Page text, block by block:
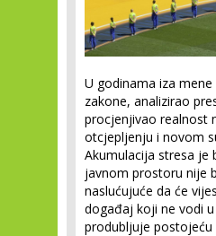
U godinama iza
zakone, analizirao
procjenjivao realnost
otcjepljenju i novom
Akumulacija stresa je
javnom prostoru nije
naslućujuće da će
događaj koji ne vodi
produbljuje postojeću